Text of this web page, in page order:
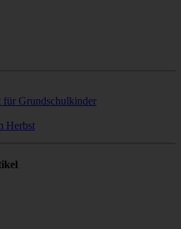
für Grundschulkinder
Herbst